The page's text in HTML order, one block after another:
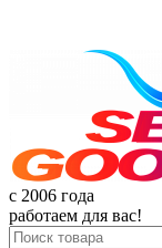
c 2006 года
работаем для вас!